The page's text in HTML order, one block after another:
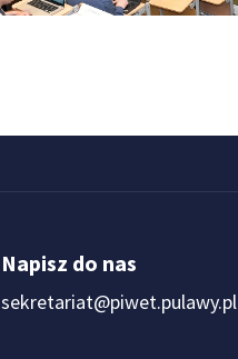
Napisz do nas
sekretariat@piwet.pulawy.pl